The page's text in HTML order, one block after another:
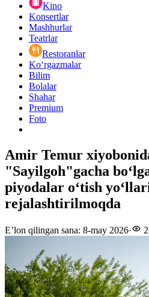
Kino
Konsertlar
Mashhurlar
Teatrlar
Restoranlar
Ko‘rgazmalar
Bilim
Bolalar
Shahar
Premium
Foto
Amir Temur
"Sayilgoh"gacha
piyodalar oʻtish
rejalashtirilmoqda
E’lon qilingan sana: 8-may 2026·